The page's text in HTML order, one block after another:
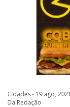
Cidades - 19 ago, 2021
Da Redação